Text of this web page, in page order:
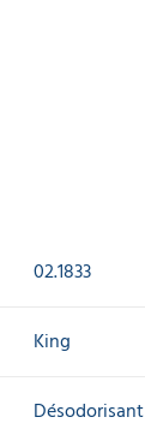
02.1833
King
Désodorisant